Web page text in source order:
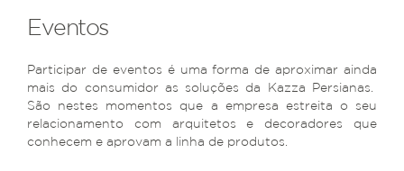
Eventos
Participar de eventos é uma forma de aproximar ainda
mais do consumidor as soluções da Kazza Persianas.
São nestes momentos que a empresa estreita o seu
relacionamento com arquitetos e decoradores que
conhecem e aprovam a linha de produtos.